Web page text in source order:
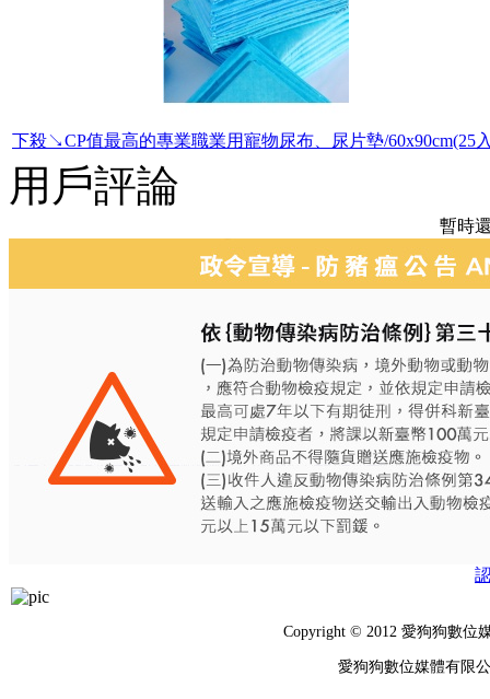
下殺↘CP值最高的專業職業用寵物尿布、尿片墊/60x90cm(25
用戶評論
暫時
Copyright © 2012 愛狗狗數位
愛狗狗數位媒體有限